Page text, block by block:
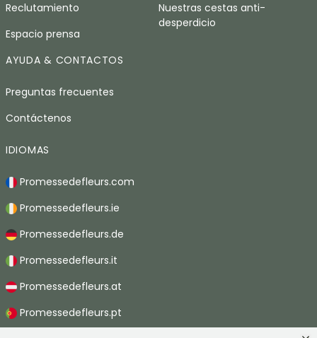
Reclutamiento
Espacio prensa
Nuestras cestas anti-
desperdicio
AYUDA & CONTACTOS
Preguntas frecuentes
Contáctenos
IDIOMAS
Promessedefleurs.com
Promessedefleurs.ie
Promessedefleurs.de
Promessedefleurs.it
Promessedefleurs.at
Promessedefleurs.pt